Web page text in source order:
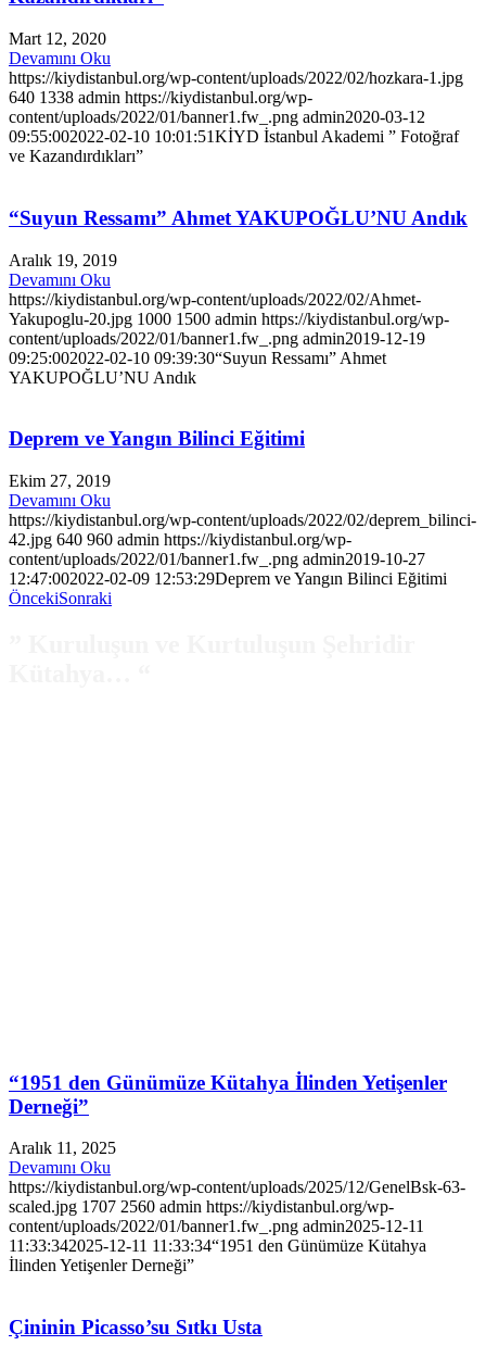
Mart 12, 2020
Devamını Oku
https://kiydistanbul.org/wp-content/uploads/2022/02/hozkara-1.jpg
640 1338 admin https://kiydistanbul.org/wp-
content/uploads/2022/01/banner1.fw_.png admin2020-03-12
09:55:002022-02-10 10:01:51KİYD İstanbul Akademi ” Fotoğraf
ve Kazandırdıkları”
“Suyun Ressamı” Ahmet YAKUPOĞLU’NU Andık
Aralık 19, 2019
Devamını Oku
https://kiydistanbul.org/wp-content/uploads/2022/02/Ahmet-
Yakupoglu-20.jpg 1000 1500 admin https://kiydistanbul.org/wp-
content/uploads/2022/01/banner1.fw_.png admin2019-12-19
09:25:002022-02-10 09:39:30“Suyun Ressamı” Ahmet
YAKUPOĞLU’NU Andık
Deprem ve Yangın Bilinci Eğitimi
Ekim 27, 2019
Devamını Oku
https://kiydistanbul.org/wp-content/uploads/2022/02/deprem_bilinci-
42.jpg 640 960 admin https://kiydistanbul.org/wp-
content/uploads/2022/01/banner1.fw_.png admin2019-10-27
12:47:002022-02-09 12:53:29Deprem ve Yangın Bilinci Eğitimi
ÖncekiSonraki
“1951 den Günümüze Kütahya İlinden Yetişenler
Derneği”
Aralık 11, 2025
Devamını Oku
https://kiydistanbul.org/wp-content/uploads/2025/12/GenelBsk-63-
scaled.jpg 1707 2560 admin https://kiydistanbul.org/wp-
content/uploads/2022/01/banner1.fw_.png admin2025-12-11
11:33:342025-12-11 11:33:34“1951 den Günümüze Kütahya
İlinden Yetişenler Derneği”
Çininin Picasso’su Sıtkı Usta